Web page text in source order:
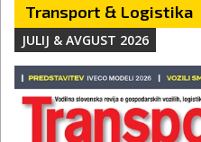
Transport & Logistika
JULIJ & AVGUST 2026